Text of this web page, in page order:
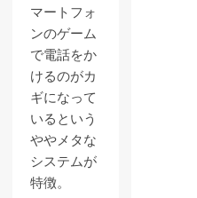
マートフォ
ンのゲーム
で電話をか
けるのがカ
ギになって
いるという
ややメタな
システムが
特徴。